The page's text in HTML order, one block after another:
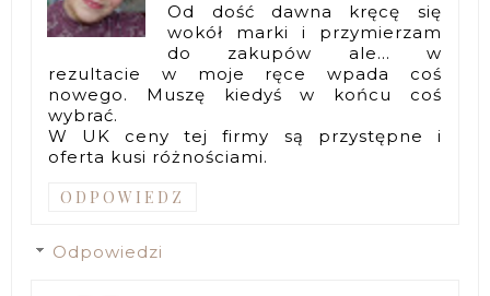
Od dość dawna kręcę się
wokół marki i przymierzam
do zakupów ale... w
rezultacie w moje ręce wpada coś
nowego. Muszę kiedyś w końcu coś
wybrać.
W UK ceny tej firmy są przystępne i
oferta kusi różnościami.
ODPOWIEDZ
Odpowiedzi